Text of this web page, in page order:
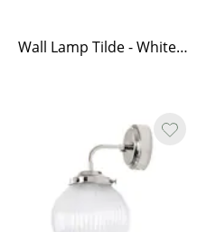
Wall Lamp Tilde - White/Brass